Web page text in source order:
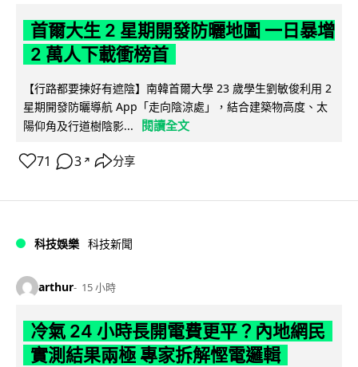
首爾大生 2 星期開發防曬地圖 一日暴增
2 萬人下載衝榜首
【行路都要揀好有遮陰】南韓首爾大學 23 歲學生劉敏俊利用 2
星期開發防曬導航 App「走向陰涼處」，結合建築物高度、太
陽仰角及行道樹陰影...
閱讀全文
71 3 ↗ 分享
科技娛樂 科技新聞
arthur 15 小時
冷氣 24 小時長開電費更平？內地網民
實測結果兩極 專家拆解慳電邏輯